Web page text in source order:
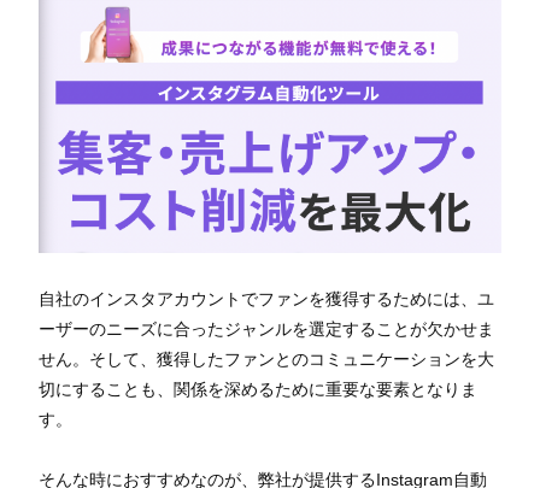
自社のインスタアカウントでファンを獲得するためには、ユ
ーザーのニーズに合ったジャンルを選定することが欠かせま
せん。そして、獲得したファンとのコミュニケーションを大
切にすることも、関係を深めるために重要な要素となりま
す。
そんな時におすすめなのが、弊社が提供するInstagram自動